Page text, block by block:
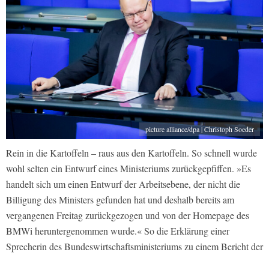
picture alliance/dpa | Christoph Soeder
Rein in die Kartoffeln – raus aus den Kartoffeln. So schnell wurde
wohl selten ein Entwurf eines Ministeriums zurückgepfiffen. »Es
handelt sich um einen Entwurf der Arbeitsebene, der nicht die
Billigung des Ministers gefunden hat und deshalb bereits am
vergangenen Freitag zurückgezogen und von der Homepage des
BMWi heruntergenommen wurde.« So die Erklärung einer
Sprecherin des Bundeswirtschaftsministeriums zu einem Bericht der